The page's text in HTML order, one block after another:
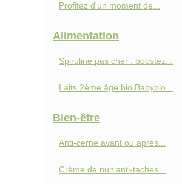
Profitez d'un moment de...
Alimentation
Spiruline pas cher : boostez...
Laits 2ème âge bio Babybio...
Bien-être
Anti‑cerne avant ou après...
Crème de nuit anti-taches...